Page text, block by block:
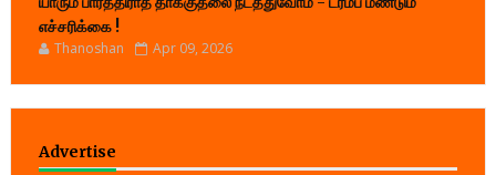
எச்சரிக்கை !
Thanoshan Apr 09, 2026
Advertise